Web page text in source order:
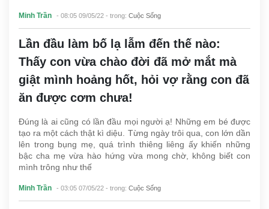
Minh Trần - 08:05 09/05/22 - trong: Cuộc Sống
Lần đầu làm bố lạ lẫm đến thế nào:
Thấy con vừa chào đời đã mở mắt mà
giật mình hoảng hốt, hỏi vợ rằng con đã
ăn được cơm chưa!
Đúng là ai cũng có lần đầu mọi người ạ! Những em bé được
tạo ra một cách thật kì diệu. Từng ngày trôi qua, con lớn dần
lên trong bụng mẹ, quá trình thiêng liêng ấy khiến những
bậc cha mẹ vừa hào hứng vừa mong chờ, không biết con
mình trông như thế
Minh Trần - 03:05 07/05/22 - trong: Cuộc Sống